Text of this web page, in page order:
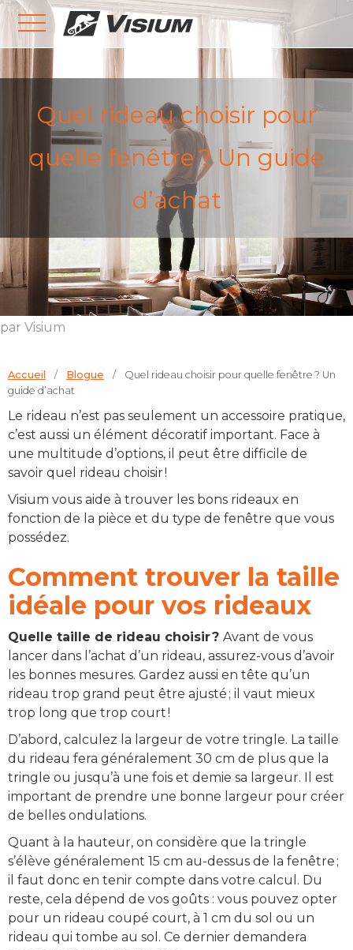
Quel rideau choisir pour
quelle fenêtre ? Un guide
d’achat
par Visium
Accueil Blogue
Quel rideau choisir pour quelle fenêtre ? Un
guide d’achat
Le rideau n’est pas seulement un accessoire pratique,
c’est aussi un élément décoratif important. Face à
une multitude d’options, il peut être difficile de
savoir quel rideau choisir !
Visium vous aide à trouver les bons rideaux en
fonction de la pièce et du type de fenêtre que vous
possédez.
Comment trouver la taille
idéale pour vos rideaux
Quelle taille de rideau choisir ? Avant de vous
lancer dans l’achat d’un rideau, assurez-vous d’avoir
les bonnes mesures. Gardez aussi en tête qu’un
rideau trop grand peut être ajusté ; il vaut mieux
trop long que trop court !
D’abord, calculez la largeur de votre tringle. La taille
du rideau fera généralement 30 cm de plus que la
tringle ou jusqu’à une fois et demie sa largeur. Il est
important de prendre une bonne largeur pour créer
de belles ondulations.
Quant à la hauteur, on considère que la tringle
s’élève généralement 15 cm au-dessus de la fenêtre ;
il faut donc en tenir compte dans votre calcul. Du
reste, cela dépend de vos goûts : vous pouvez opter
pour un rideau coupé court, à 1 cm du sol ou un
rideau qui tombe au sol. Ce dernier demandera